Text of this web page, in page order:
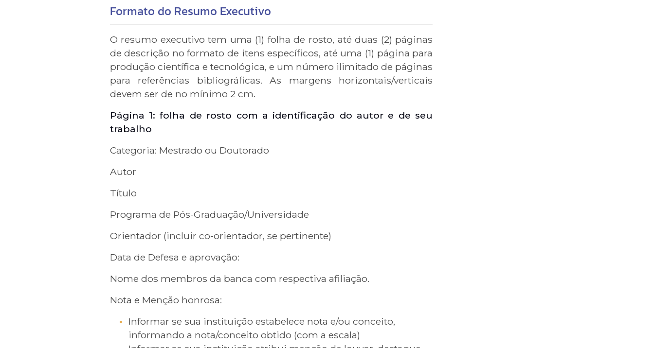
Formato do Resumo Executivo
O resumo executivo tem uma (1) folha de rosto, até duas (2) páginas
de descrição no formato de itens específicos, até uma (1) página para
produção científica e tecnológica, e um número ilimitado de páginas
para referências bibliográficas. As margens horizontais/verticais
devem ser de no mínimo 2 cm.
Página 1: folha de rosto com a identificação do autor e de seu
trabalho
Categoria: Mestrado ou Doutorado
Autor
Título
Programa de Pós-Graduação/Universidade
Orientador (incluir co-orientador, se pertinente)
Data de Defesa e aprovação:
Nome dos membros da banca com respectiva afiliação.
Nota e Menção honrosa:
Informar se sua instituição estabelece nota e/ou conceito,
informando a nota/conceito obtido (com a escala)